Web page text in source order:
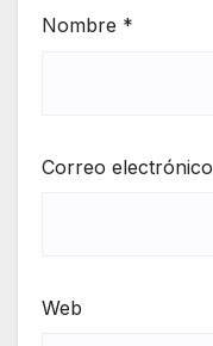
Nombre *
Correo electrónico
Web